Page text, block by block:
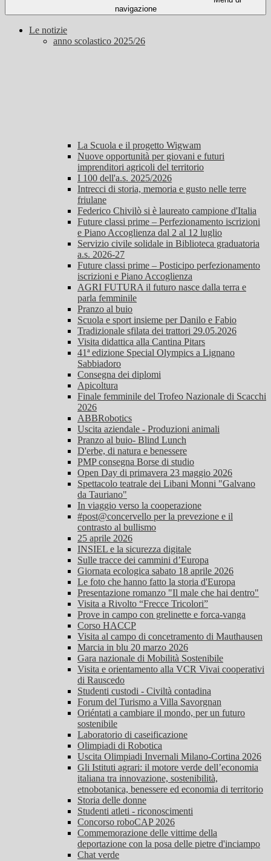
navigazione
Le notizie
anno scolastico 2025/26
La Scuola e il progetto Wigwam
Nuove opportunità per giovani e futuri
imprenditori agricoli del territorio
I 100 dell'a.s. 2025/2026
Intrecci di storia, memoria e gusto nelle terre
friulane
Federico Chivilò si è laureato campione d'Italia
Future classi prime – Perfezionamento iscrizioni
e Piano Accoglienza dal 2 al 12 luglio
Servizio civile solidale in Biblioteca graduatoria
a.s. 2026-27
Future classi prime – Posticipo perfezionamento
iscrizioni e Piano Accoglienza
AGRI FUTURA il futuro nasce dalla terra e
parla femminile
Pranzo al buio
Scuola e sport insieme per Danilo e Fabio
Tradizionale sfilata dei trattori 29.05.2026
Visita didattica alla Cantina Pitars
41ª edizione Special Olympics a Lignano
Sabbiadoro
Consegna dei diplomi
Apicoltura
Finale femminile del Trofeo Nazionale di Scacchi
2026
ABBRobotics
Uscita aziendale - Produzioni animali
Pranzo al buio- Blind Lunch
D'erbe, di natura e benessere
PMP consegna Borse di studio
Open Day di primavera 23 maggio 2026
Spettacolo teatrale dei Libani Monni "Galvano
da Tauriano"
In viaggio verso la cooperazione
#post@concervello per la prevezione e il
contrasto al bullismo
25 aprile 2026
INSIEL e la sicurezza digitale
Sulle tracce dei cammini d’Europa
Giornata ecologica sabato 18 aprile 2026
Le foto che hanno fatto la storia d'Europa
Presentazione romanzo "Il male che hai dentro"
Visita a Rivolto “Frecce Tricolori”
Prove in campo con grelinette e forca-vanga
Corso HACCP
Visita al campo di concetramento di Mauthausen
Marcia in blu 20 marzo 2026
Gara nazionale di Mobilità Sostenibile
Visita e orientamento alla VCR Vivai cooperativi
di Rauscedo
Studenti custodi - Civiltà contadina
Forum del Turismo a Villa Savorgnan
Oriéntati a cambiare il mondo, per un futuro
sostenibile
Laboratorio di caseificazione
Olimpiadi di Robotica
Uscita Olimpiadi Invernali Milano-Cortina 2026
Gli Istituti agrari: il motore verde dell’economia
italiana tra innovazione, sostenibilità,
etnobotanica, benessere ed economia di territorio
Storia delle donne
Studenti atleti - riconoscimenti
Concorso roboCAP 2026
Commemorazione delle vittime della
deportazione con la posa delle pietre d'inciampo
Chat verde